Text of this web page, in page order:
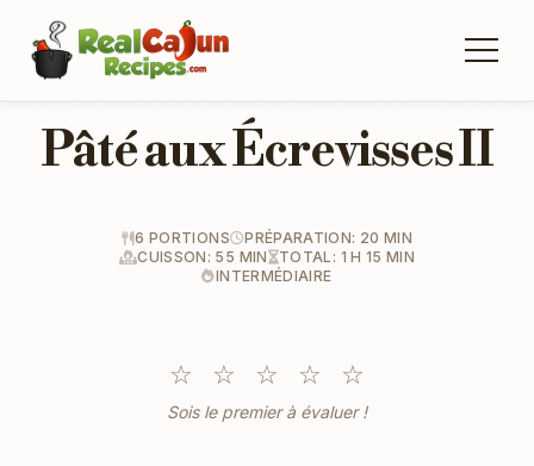
Pâté aux Écrevisses II
6 PORTIONS
PRÉPARATION: 20 MIN
CUISSON: 55 MIN
TOTAL: 1 H 15 MIN
INTERMÉDIAIRE
☆ ☆ ☆ ☆ ☆
Sois le premier à évaluer !